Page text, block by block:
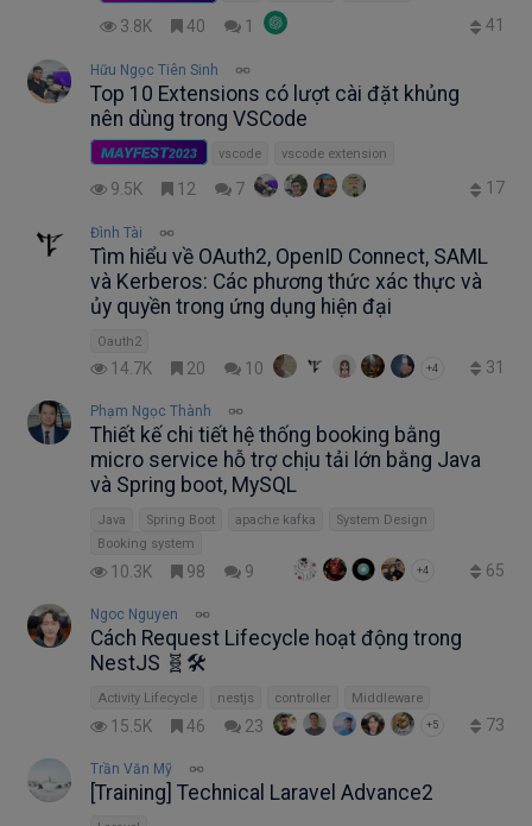
3.8K 40 1 41
Hữu Ngọc Tiên Sinh
Top 10 Extensions có lượt cài đặt khủng
nên dùng trong VSCode
MAYFEST2023 vscode vscode extension
9.5K 12 7 17
Đình Tài
Tìm hiểu về OAuth2, OpenID Connect, SAML
và Kerberos: Các phương thức xác thực và
ủy quyền trong ứng dụng hiện đại
Oauth2
14.7K 20 10 +4 31
Phạm Ngọc Thành
Thiết kế chi tiết hệ thống booking bằng
micro service hỗ trợ chịu tải lớn bằng Java
và Spring boot, MySQL
Java Spring Boot apache kafka
System Design
Booking system
10.3K 98 9 +4 65
Ngoc Nguyen
Cách Request Lifecycle hoạt động trong
NestJS 🧬🛠
Activity Lifecycle nestjs controller Middleware
15.5K 46 23 +5 73
Trần Văn Mỹ
[Training] Technical Laravel Advance2